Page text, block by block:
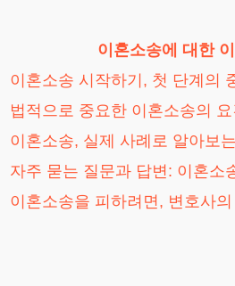
이혼소송에 대한
이혼소송 시작하기, 첫 단계의
법적으로 중요한 이혼소송의 요
이혼소송, 실제 사례로 알아보
자주 묻는 질문과 답변: 이혼소
이혼소송을 피하려면, 변호사의